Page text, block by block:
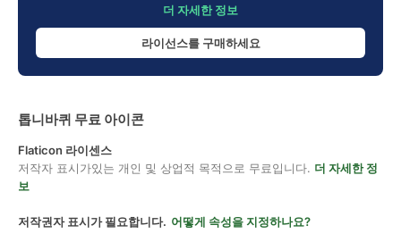
더 자세한 정보
라이선스를 구매하세요
톱니바퀴 무료 아이콘
Flaticon 라이센스
저작자 표시가있는 개인 및 상업적 목적으로 무료입니다. 더 자세한 정
보
저작권자 표시가 필요합니다. 어떻게 속성을 지정하나요?